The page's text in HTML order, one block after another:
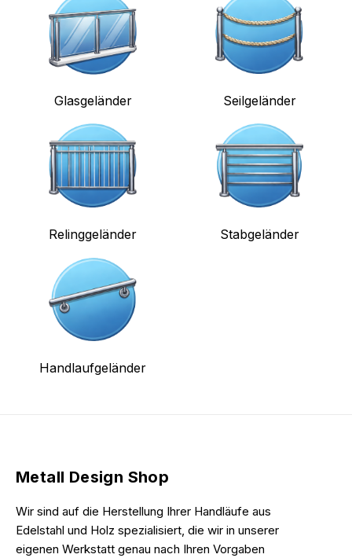
Glasgeländer Seilgeländer
Relinggeländer Stabgeländer
Handlaufgeländer
Metall Design Shop
Wir sind auf die Herstellung Ihrer Handläufe aus
Edelstahl und Holz spezialisiert, die wir in unserer
eigenen Werkstatt genau nach Ihren Vorgaben